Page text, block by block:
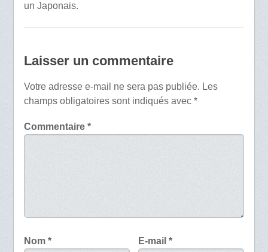
un Japonais.
Laisser un commentaire
Votre adresse e-mail ne sera pas publiée. Les
champs obligatoires sont indiqués avec *
Commentaire *
Nom * E-mail*